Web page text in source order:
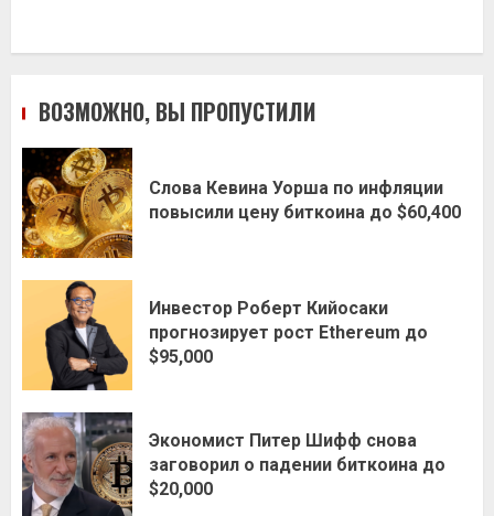
ВОЗМОЖНО, ВЫ ПРОПУСТИЛИ
Слова Кевина Уорша по инфляции
повысили цену биткоина до $60,400
Инвестор Роберт Кийосаки
прогнозирует рост Ethereum до
$95,000
Экономист Питер Шифф снова
заговорил о падении биткоина до
$20,000